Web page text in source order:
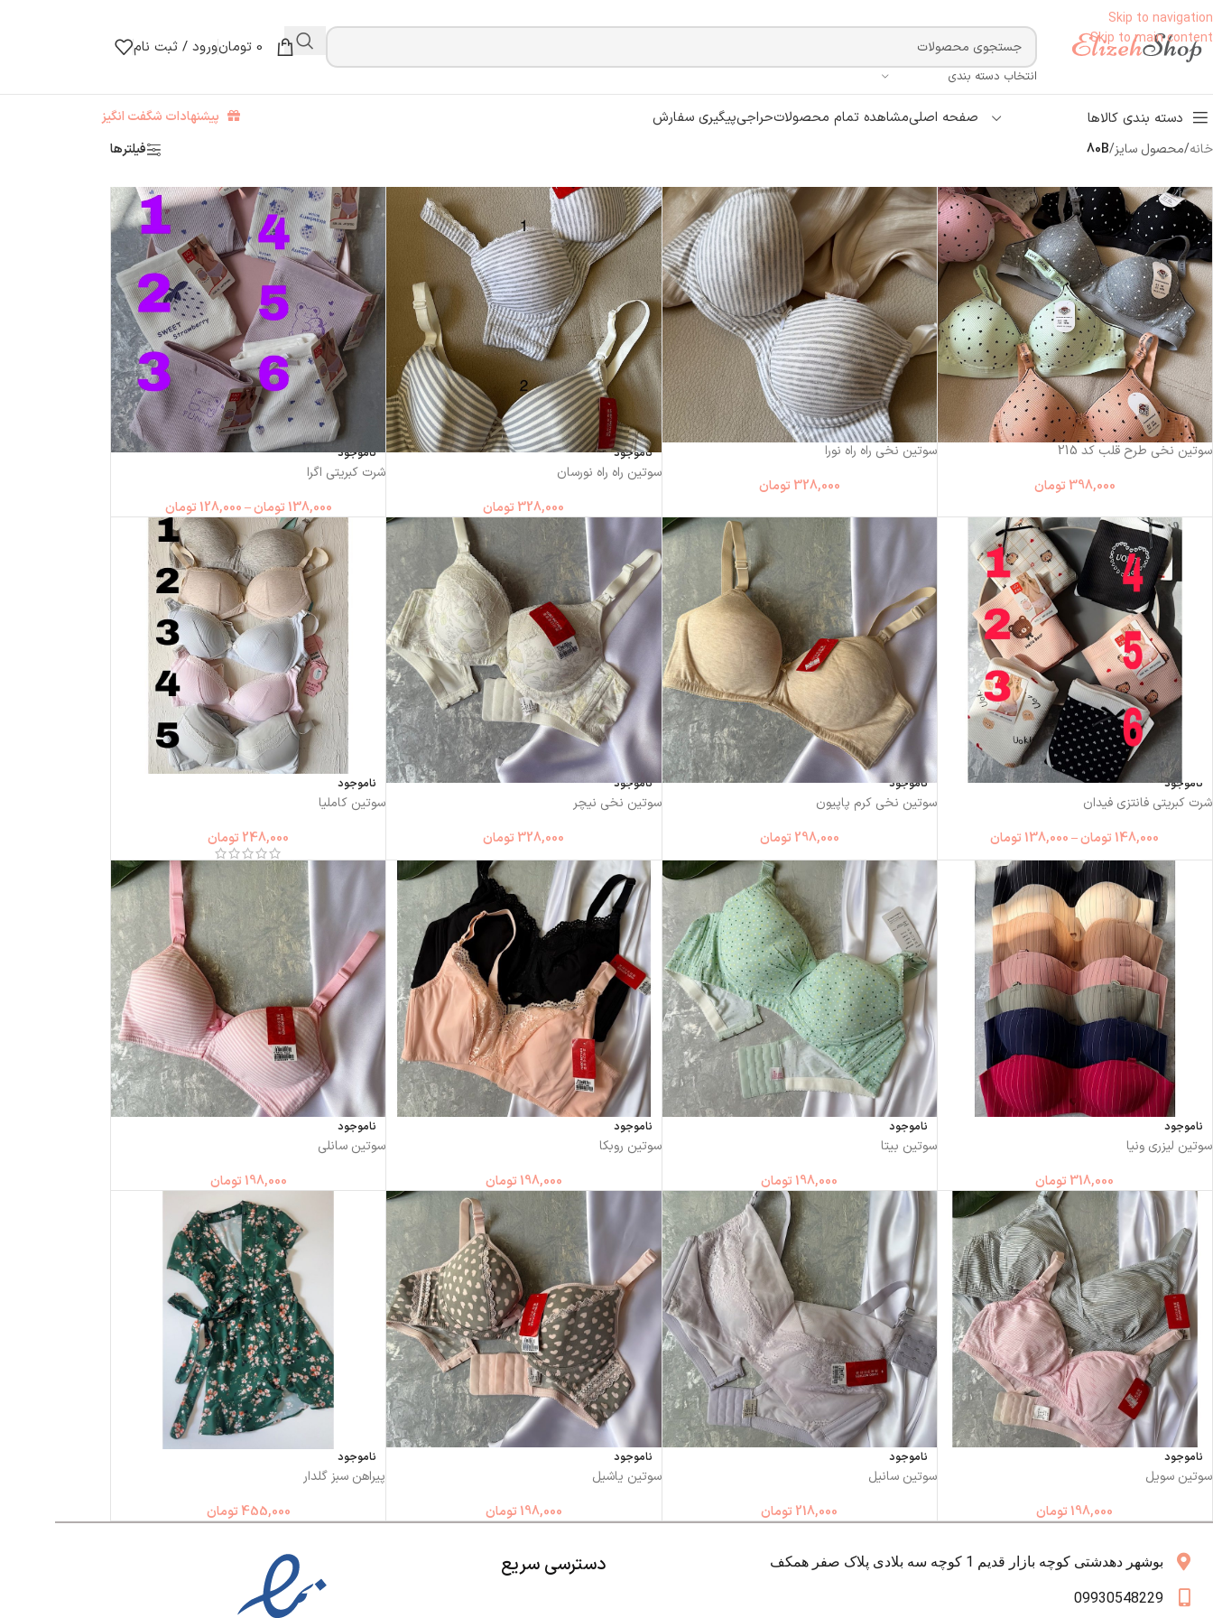
Skip to navigation
Skip to main content
انتخاب دسته بندی
0 تومانورود / ثبت نام
دسته بندی کالاها صفحه اصلیمشاهده تمام محصولاتحراجیپیگیری سفارش
پیشنهادات شگفت انگیز
خانه/محصول سایز/
80B فیلترها
سوتین نخی طرح قلب کد 215
398,000 تومان
سوتین نخی راه راه نورا
328,000 تومان
ناموجود
سوتین راه راه نورسان
328,000 تومان
ناموجود
شرت کبریتی اگرا
138,000 تومان–
128,000 تومان
ناموجود
شرت کبریتی فانتزی فیدان
148,000 تومان–
138,000 تومان
ناموجود
سوتین نخی کرم پاپیون
298,000 تومان
ناموجود
سوتین نخی نیچر
328,000 تومان
ناموجود
سوتین کاملیا
248,000 تومان
ناموجود
سوتین لیزری ونیا
318,000 تومان
ناموجود
سوتین بیتا
198,000 تومان
ناموجود
سوتین روبکا
198,000 تومان
ناموجود
سوتین سانلی
198,000 تومان
ناموجود
سوتین سویل
198,000 تومان
ناموجود
سوتین سانیل
218,000 تومان
ناموجود
سوتین یاشیل
198,000 تومان
ناموجود
پیراهن سبز گلدار
455,000 تومان
بوشهر دهدشتی کوچه بازار قدیم 1 کوچه سه بلادی پلاک صفر همکف
09930548229
دسترسی سریع